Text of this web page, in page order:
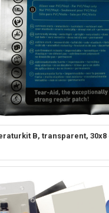
B, transparent, 30x8